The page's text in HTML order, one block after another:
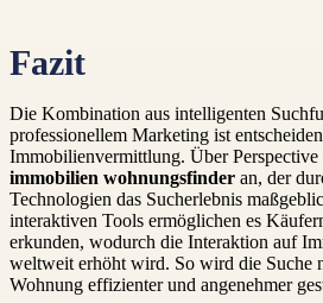
Fazit
Die Kombination aus intelligenten
professionellem Marketing ist
Immobilienvermittlung. Über
immobilien wohnungsfinder an, der
Technologien das Sucherlebnis
interaktiven Tools ermöglichen es
erkunden, wodurch die Interaktion auf
weltweit erhöht wird. So wird die Suche
Wohnung effizienter und angenehmer